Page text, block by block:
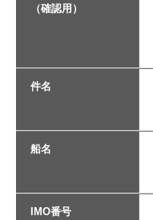
（確認用）
件名
船名
IMO番号